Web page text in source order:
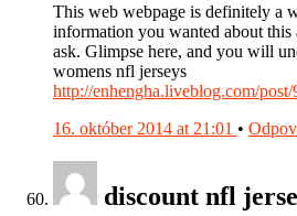
This web webpage is definitely a
information you wanted about
ask. Glimpse here, and you will
womens nfl jerseys
http://enhengha.liveblog.com/
16. október 2014 at 21:01 •
discount nfl